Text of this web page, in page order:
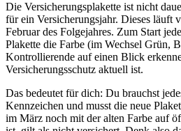
Die Versicherungsplakette ist nicht
für ein Versicherungsjahr. Dieses läuft
Februar des Folgejahres. Zum Start
Plakette die Farbe (im Wechsel Grün,
Kontrollierende auf einen Blick
Versicherungsschutz aktuell ist.
Das bedeutet für dich: Du brauchst
Kennzeichen und musst die neue
im März noch mit der alten Farbe auf